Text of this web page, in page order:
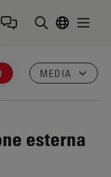
MEDIA
esterna